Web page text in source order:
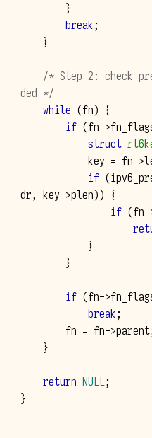
}
break;
}
/* Step 2: check
ded */
while (fn) {
if (fn->
struct
key = fn->
if (
dr, key->plen)) {
if (fn-
}
}
if (fn->
break;
fn = fn->parent
}
return NULL;
}